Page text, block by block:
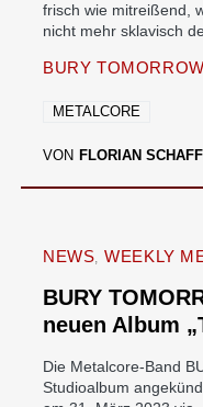
frisch wie mitreißend,
nicht mehr sklavisch
BURY TOMORROW
METALCORE
VON FLORIAN
NEWS WEEKLY
BURY
neuen Album
Die Metalcore-Band
Studioalbum